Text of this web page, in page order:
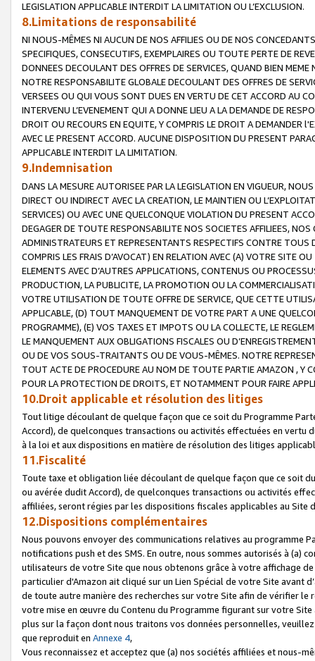
LEGISLATION APPLICABLE INTERDIT LA LIMITATION OU L’EXCLUSION.
8.Limitations de responsabilité
NI NOUS-MÊMES NI AUCUN DE NOS AFFILIES OU DE NOS
SPECIFIQUES, CONSECUTIFS, EXEMPLAIRES OU TOUTE PERTE DE
DONNEES DECOULANT DES OFFRES DE SERVICES, QUAND BIEN
NOTRE RESPONSABILITE GLOBALE DECOULANT DES OFFRES DE
VERSEES OU QUI VOUS SONT DUES EN VERTU DE CET ACCORD AU
INTERVENU L’EVENEMENT QUI A DONNE LIEU A LA DEMANDE DE
DROIT OU RECOURS EN EQUITE, Y COMPRIS LE DROIT A DEMANDER
AVEC LE PRESENT ACCORD. AUCUNE DISPOSITION DU PRESENT
APPLICABLE INTERDIT LA LIMITATION.
9.Indemnisation
DANS LA MESURE AUTORISEE PAR LA LEGISLATION EN VIGUEUR,
DIRECT OU INDIRECT AVEC LA CREATION, LE MAINTIEN OU
SERVICES) OU AVEC UNE QUELCONQUE VIOLATION DU PRESENT
DEGAGER DE TOUTE RESPONSABILITE NOS SOCIETES AFFILIEES,
ADMINISTRATEURS ET REPRESENTANTS RESPECTIFS CONTRE
COMPRIS LES FRAIS D’AVOCAT) EN RELATION AVEC (A) VOTRE SITE
ELEMENTS AVEC D’AUTRES APPLICATIONS, CONTENUS OU
PRODUCTION, LA PUBLICITE, LA PROMOTION OU LA
VOTRE UTILISATION DE TOUTE OFFRE DE SERVICE, QUE CETTE
APPLICABLE, (D) TOUT MANQUEMENT DE VOTRE PART A UNE
PROGRAMME), (E) VOS TAXES ET IMPOTS OU LA COLLECTE, LE
LE MANQUEMENT AUX OBLIGATIONS FISCALES OU
OU DE VOS SOUS-TRAITANTS OU DE VOUS-MÊMES. NOTRE
TOUT ACTE DE PROCEDURE AU NOM DE TOUTE PARTIE AMAZON , Y
POUR LA PROTECTION DE DROITS, ET NOTAMMENT POUR FAIRE
10.Droit applicable et résolution des litiges
Tout litige découlant de quelque façon que ce soit du Programme
Accord), de quelconques transactions ou activités effectuées en vertu
à la loi et aux dispositions en matière de résolution des litiges
11.Fiscalité
Toute taxe et obligation liée découlant de quelque façon que ce soit
ou avérée dudit Accord), de quelconques transactions ou activités
affiliées, seront régies par les dispositions fiscales applicables au Site
12.Dispositions complémentaires
Nous pouvons envoyer des communications relatives au programme
notifications push et des SMS. En outre, nous sommes autorisés à
utilisateurs de votre Site que nous obtenons grâce à votre affichage
particulier d'Amazon ait cliqué sur un Lien Spécial de votre Site avant
de toute autre manière des recherches sur votre Site afin de vérifier
votre mise en œuvre du Contenu du Programme figurant sur votre
plus sur la façon dont nous traitons vos données personnelles,
que reproduit en Annexe 4,
Vous reconnaissez et acceptez que (a) nos sociétés affiliées et nous-